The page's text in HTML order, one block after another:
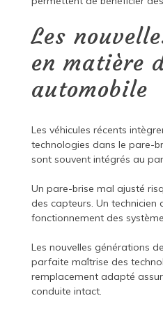
Les
en matière
automobile
Les véhicules récents
technologies dans le pare-
sont souvent intégrés au
Un pare-brise mal ajusté
des capteurs. Un technicien
fonctionnement des
Les nouvelles générations
parfaite maîtrise des
remplacement adapté
conduite intact.